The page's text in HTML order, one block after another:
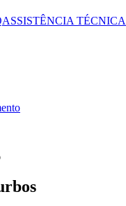
ASSISTÊNCIA TÉCNICA